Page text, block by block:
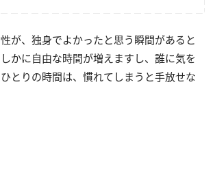
が、独身でよかったと思う瞬間があると
かに自由な時間が増えますし、誰に気を
とりの時間は、慣れてしまうと手放せな